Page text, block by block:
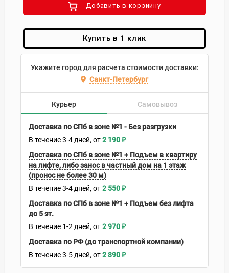
Добавить в корзиину
Купить в 1 клик
Укажите город для расчета стоимости доставки:
Санкт-Петербург
Курьер Самовывоз
Доставка по СПб в зоне №1 - Без разгрузки
В течение3-4 дней 2 190₽
Доставка по СПб в зоне №1 + Подъем в квартиру
на лифте, либо занос в частный дом на 1 этаж
(пронос не более 30 м)
В течение3-4 дней 2 550₽
Доставка по СПб в зоне №1 + Подъем без лифта
до 5 эт.
В течение 1-2 дней 2 970₽
Доставка по РФ (до транспортной компании)
В течение3-5 дней 2 890₽